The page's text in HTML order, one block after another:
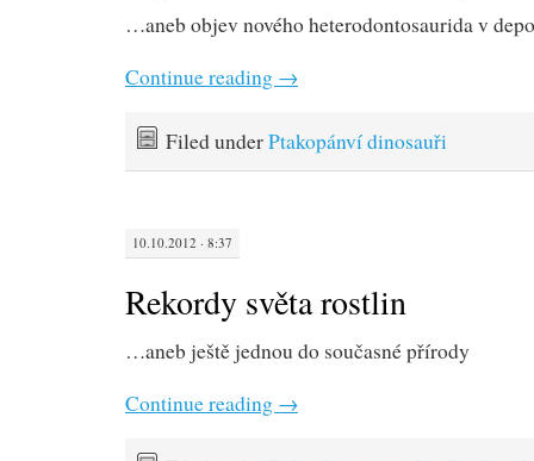
…aneb objev nového heterodontosaurida v
Continue reading →
Filed underPtakopánví dinosauři
10.10.2012 · 8:37
Rekordy světa rostlin
…aneb ještě jednou do současné přírody
Continue reading →